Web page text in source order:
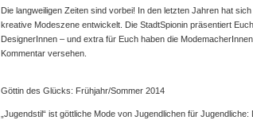
Die langweiligen Zeiten sind vorbei! In den letzten Jahren hat
kreative Modeszene entwickelt. Die StadtSpionin präsentiert
DesignerInnen – und extra für Euch haben die
Kommentar versehen.
Göttin des Glücks: Frühjahr/Sommer 2014
„Jugendstil“ ist göttliche Mode von Jugendlichen für